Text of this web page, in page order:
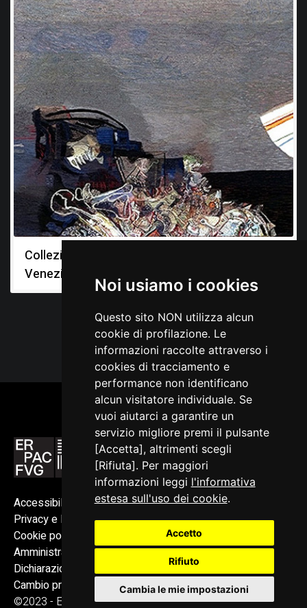
Noi usiamo i cookies
Questo sito NON utilizza alcun
cookie di profilazione. Le
informazioni raccolte attraverso i
cookies di tracciamento e
performance non identificano
alcun visitatore individuale. Se
vuoi aiutarci a garantire un
servizio migliore premi il pulsante
[Accetta], altrimenti scegli
[Rifiuta]. Per maggiori
informazioni leggi l'informativa
estesa sull'uso dei cookie.
Accetto
Rifiuto
Cambia le mie impostazioni
Collezione della Regione Autonoma Friuli
Venezia Giulia
Accessibilità
Privacy e Note legali
Cookie policy
Amministrazione trasparente
Dichiarazione di accessibilità
Cambio preferenze cookie
©2023 - ERPAC FVG